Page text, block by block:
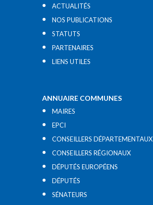
ACTUALITÉS
NOS PUBLICATIONS
STATUTS
PARTENAIRES
LIENS UTILES​
ANNUAIRE COMMUNES
MAIRES
EPCI
CONSEILLERS DÉPARTEMENTAUX
CONSEILLERS RÉGIONAUX
DÉPUTÉS EUROPÉENS
DÉPUTÉS
SÉNATEURS